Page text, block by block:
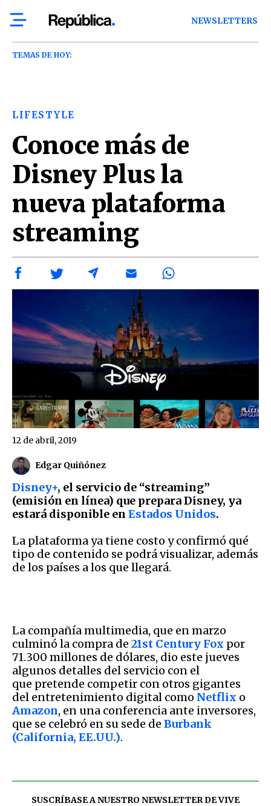
NEWSLETTERS
TEMAS DE HOY:
LIFESTYLE
Conoce más de
Disney Plus la
nueva plataforma
streaming
Edgar Quiñónez
12 de abril, 2019
Disney+, el servicio de “streaming”
(emisión en línea) que prepara Disney, ya
estará disponible en Estados Unidos.
La plataforma ya tiene costo y confirmó qué
tipo de contenido se podrá visualizar, además
de los países a los que llegará.
La compañía multimedia, que en marzo
culminó la compra de 21st Century Fox por
71.300 millones de dólares, dio este jueves
algunos detalles del servicio con el
que pretende competir con otros gigantes
del entretenimiento digital como Netflix o
Amazon, en una conferencia ante inversores,
que se celebró en su sede de Burbank
(California, EE.UU.).
SUSCRÍBASE A NUESTRO NEWSLETTER DEVIVE